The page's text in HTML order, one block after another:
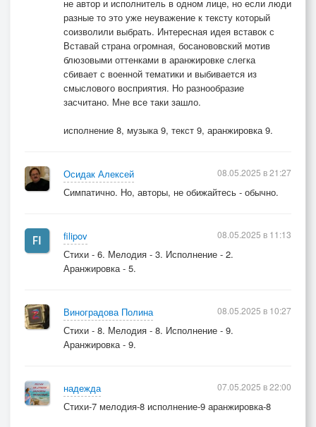
не автор и исполнитель в одном лице, но если люди
разные то это уже неуважение к тексту который
соизволили выбрать. Интересная идея вставок с
Вставай страна огромная, босанововский мотив
блюзовыми оттенками в аранжировке слегка
сбивает с военной тематики и выбивается из
смыслового восприятия. Но разнообразие
засчитано. Мне все таки зашло.
исполнение 8, музыка 9, текст 9, аранжировка 9.
Осидак Алексей
Симпатично. Но, авторы, не обижайтесь - обычно.
08.05.2025 в 21:27
filipov
Стихи - 6. Мелодия - 3. Исполнение - 2.
Аранжировка - 5.
08.05.2025 в 11:13
Виноградова Полина
Стихи - 8. Мелодия - 8. Исполнение - 9.
Аранжировка - 9.
08.05.2025 в 10:27
надежда
Стихи-7 мелодия-8 исполнение-9 аранжировка-8
07.05.2025 в 22:00